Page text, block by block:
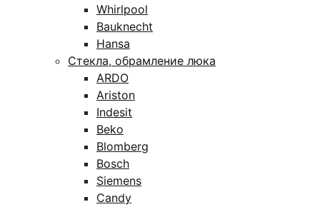
Whirlpool
Bauknecht
Hansa
Стекла, обрамление люка
ARDO
Ariston
Indesit
Beko
Blomberg
Bosch
Siemens
Candy